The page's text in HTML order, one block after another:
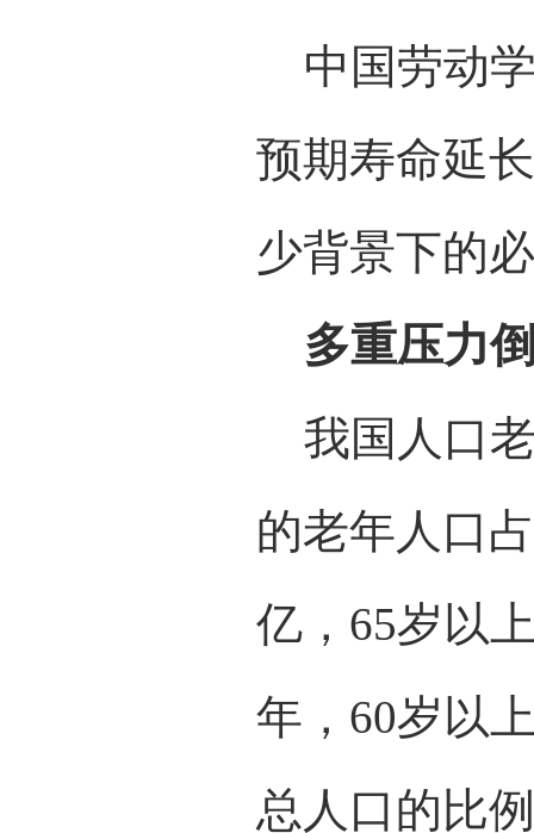
中国劳动学
预期寿命延
少背景下的
多重压力
我国人口老
的老年人口
亿，65岁以
年，60岁以
总人口的比